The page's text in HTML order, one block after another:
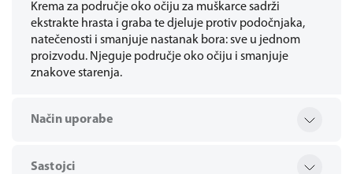
Krema za područje oko očiju za muškarce sadrži
ekstrakte hrasta i graba te djeluje protiv podočnjaka,
natečenosti i smanjuje nastanak bora: sve u jednom
proizvodu. Njeguje područje oko očiju i smanjuje
znakove starenja.
Način uporabe
Sastojci